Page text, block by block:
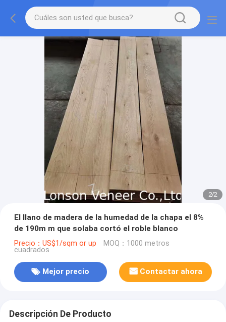
2/2
El llano de madera de la humedad de la chapa el 8%
de 190m m que solaba cortó el roble blanco
Precio：US$1/sqm or up MOQ：1000 metros
cuadrados
Mejor precio Contactar ahora
Descripción De Producto